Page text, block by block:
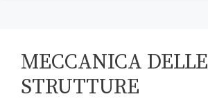
MECCANICA DELLE
STRUTTURE